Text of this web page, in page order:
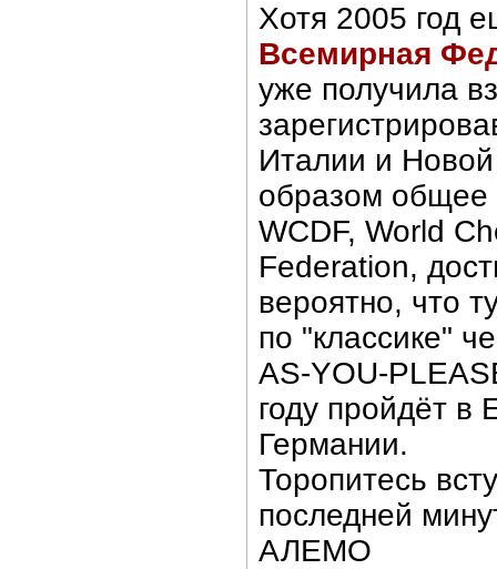
Хотя 2005 год
Всемирная
уже получила
Италии и
образом общее
WCDF, World
Federation,
вероятно, что
по "классике"
AS-YOU-
году пройдёт в
Германии.
Торопитесь
последней
АЛЕМО